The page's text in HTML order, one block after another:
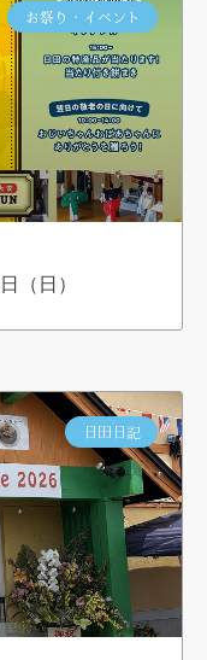
お祭り・イベント
（日）
日田日記